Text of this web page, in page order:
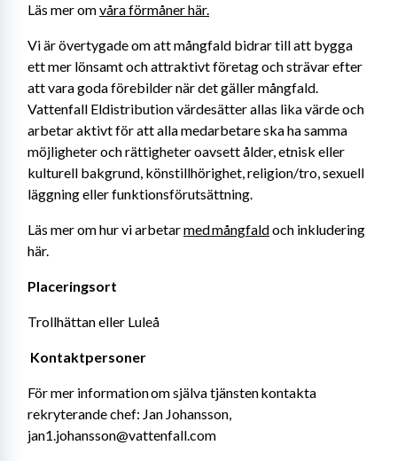
Läs mer om våra förmåner här.
Vi är övertygade om att mångfald bidrar till att bygga
ett mer lönsamt och attraktivt företag och strävar efter
att vara goda förebilder när det gäller mångfald.
Vattenfall Eldistribution värdesätter allas lika värde och
arbetar aktivt för att alla medarbetare ska ha samma
möjligheter och rättigheter oavsett ålder, etnisk eller
kulturell bakgrund, könstillhörighet, religion/tro, sexuell
läggning eller funktionsförutsättning.
Läs mer om hur vi arbetar med mångfald och inkludering
här.
Placeringsort
Trollhättan eller Luleå
Kontaktpersoner
För mer information om själva tjänsten kontakta
rekryterande chef: Jan Johansson,
jan1.johansson@vattenfall.com